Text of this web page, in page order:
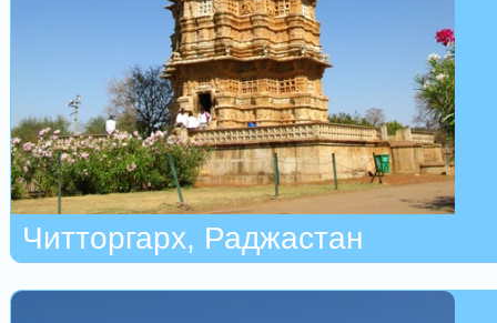
Читторгарх, Раджастан